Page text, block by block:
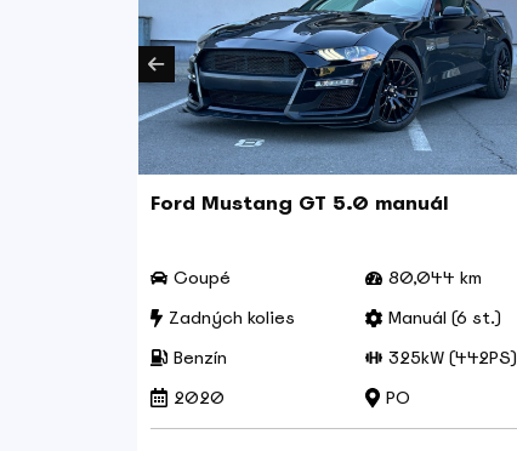
Ford Mustang GT 5.0 manuál
Coupé
80,044 km
Zadných kolies
Manuál (6 st.)
Benzín
325kW (442PS)
2020
PO